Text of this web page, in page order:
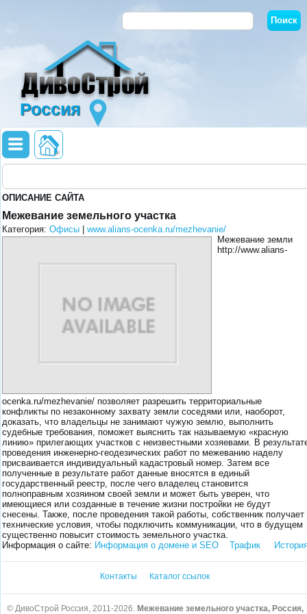
Россия
ОПИСАНИЕ САЙТА
Межевание земельного участка
Категория: Офисы
www.alians-ocenka.ru/mezhevanie/
Межевание земли
http://www.alians-
ocenka.ru/mezhevanie/ позволяет разрешить территориальные
конфликты по незаконному захвату земли соседями или, наоборот,
доказать, что владельцы не занимают чужую землю, выполнить
судебные требования, поможет выяснить так называемую «красную
линию» прилегающих участков с неизвестными хозяевами. В
проведения инженерно-геодезических работ по межеванию наделу
присваивается индивидуальный кадастровый номер. Затем все
полученные в результате работ данные вносятся в единый
государственный реестр, после чего владелец становится
полноправным хозяином своей земли и может быть уверен, что
имеющиеся или созданные в течение жизни постройки не будут
снесены. Также, после проведения такой работы, собственник получает
технические условия, чтобы подключить коммуникации, что в будущем
существенно повысит стоимость земельного участка.
Информация о сайте: Информация о домене и SEO Трафик
Контакты Каталог ссылок
© ДивоСтрой Россия, 2011-2026. Межевание земельного участка, Россия,